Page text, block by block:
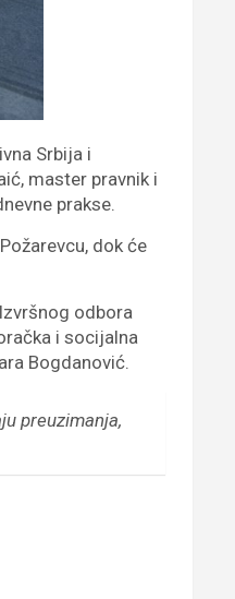
Srbija i
master pravnik i
prakse.
dok će
odbora
i socijalna
Bogdanović.
preuzimanja,